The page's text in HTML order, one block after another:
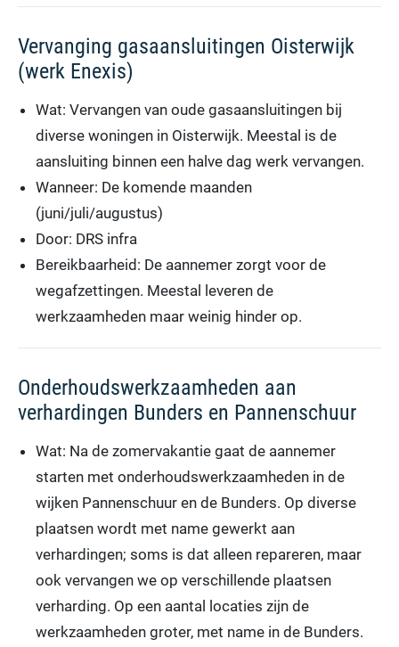
Vervanging gasaansluitingen Oisterwijk
(werk Enexis)
Wat: Vervangen van oude gasaansluitingen bij
diverse woningen in Oisterwijk. Meestal is de
aansluiting binnen een halve dag werk vervangen.
Wanneer: De komende maanden
(juni/juli/augustus)
Door: DRS infra
Bereikbaarheid: De aannemer zorgt voor de
wegafzettingen. Meestal leveren de
werkzaamheden maar weinig hinder op.
Onderhoudswerkzaamheden aan
verhardingen Bunders en Pannenschuur
Wat: Na de zomervakantie gaat de aannemer
starten met onderhoudswerkzaamheden in de
wijken Pannenschuur en de Bunders. Op diverse
plaatsen wordt met name gewerkt aan
verhardingen; soms is dat alleen repareren, maar
ook vervangen we op verschillende plaatsen
verharding. Op een aantal locaties zijn de
werkzaamheden groter, met name in de Bunders.